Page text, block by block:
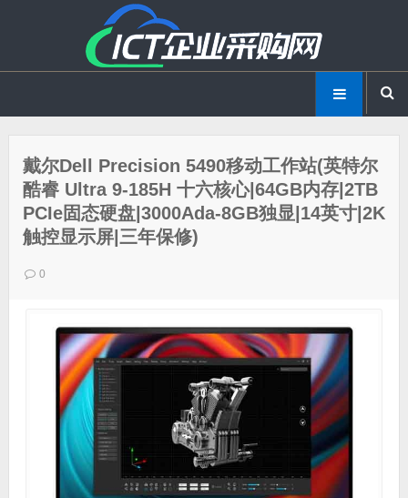
戴尔Dell Precision 5490移动工作站(英特尔
酷睿 Ultra 9-185H 十六核心|64GB内存|2TB
PCIe固态硬盘|3000Ada-8GB独显|14英寸|2K
触控显示屏|三年保修)
0